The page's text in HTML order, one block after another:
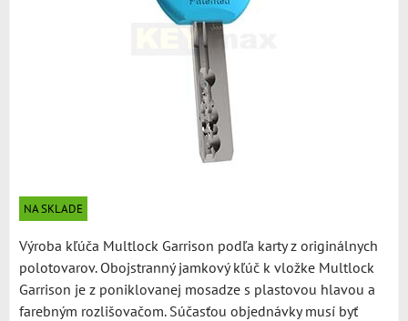
NA SKLADE
Výroba kľúča Multlock Garrison podľa karty z originálnych
polotovarov. Obojstranný jamkový kľúč k vložke Multlock
Garrison je z poniklovanej mosadze s plastovou hlavou a
farebným rozlišovačom. Súčasťou objednávky musí byť